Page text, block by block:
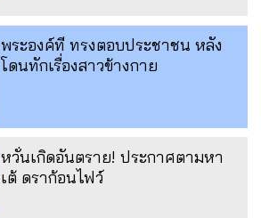
พระองค์ที ทรงตอบประชาชน หลัง
โดนทักเรื่องสาวข้างกาย
หวั่นเกิดอันตราย! ประกาศตามหา
เต้ ดราก้อนไฟว์